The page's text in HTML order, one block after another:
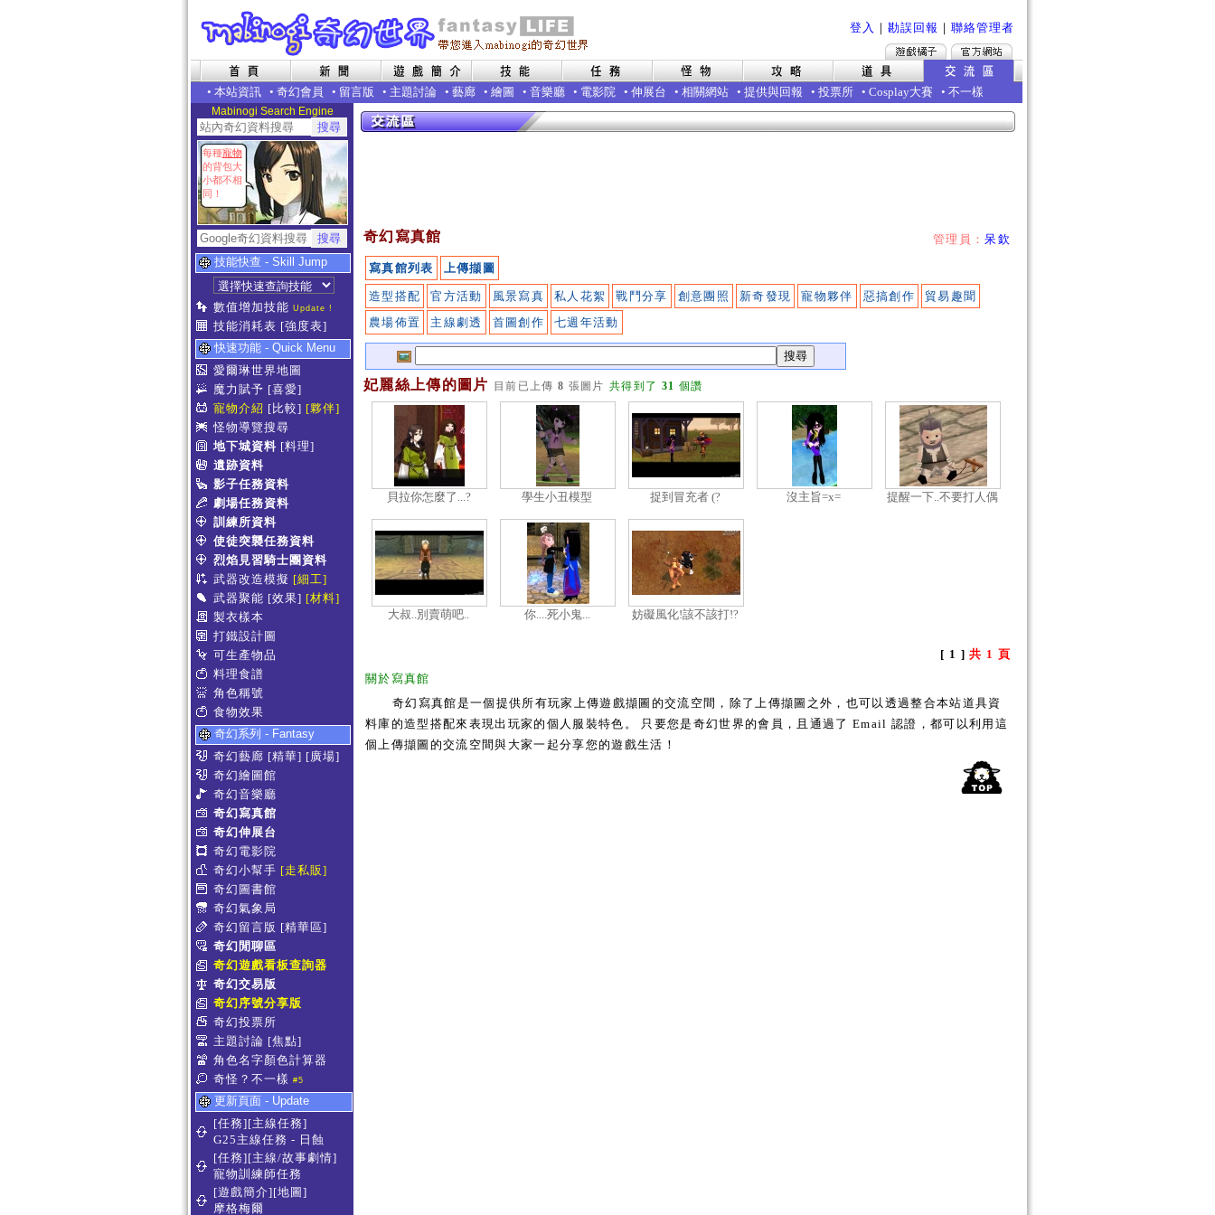
登入 ｜ 勘誤回報 ｜ 聯絡管理者
• 本站資訊 • 奇幻會員 • 留言版 • 主題討論 • 藝廊 • 繪圖 • 音樂廳 • 電影院 • 伸展台 • 相關網站 • 提供與回報 • 投票所 • Cosplay大賽 • 不一樣
Mabinogi Search Engine
每種寵物
的背包大
小都不相
同！
技能快查 - Skill Jump
數值增加技能 Update !
技能消耗表 [強度表]
快速功能 - Quick Menu
愛爾琳世界地圖
魔力賦予 [喜愛]
寵物介紹 [比較] [夥伴]
怪物導覽搜尋
地下城資料 [料理]
遺跡資料
影子任務資料
劇場任務資料
訓練所資料
使徒突襲任務資料
烈焰見習騎士團資料
武器改造模擬 [細工]
武器聚能 [效果] [材料]
製衣樣本
打鐵設計圖
可生產物品
料理食譜
角色稱號
食物效果
奇幻系列 - Fantasy
奇幻藝廊 [精華] [廣場]
奇幻繪圖館
奇幻音樂廳
奇幻寫真館
奇幻伸展台
奇幻電影院
奇幻小幫手 [走私販]
奇幻圖書館
奇幻氣象局
奇幻留言版 [精華區]
奇幻閒聊區
奇幻遊戲看板查詢器
奇幻交易版
奇幻序號分享版
奇幻投票所
主題討論 [焦點]
角色名字顏色計算器
奇怪？不一樣 #5
更新頁面 - Update
[任務][主線任務]
G25主線任務 - 日蝕
[任務][主線/故事劇情]
寵物訓練師任務
[遊戲簡介][地圖]
摩格梅爾
管理員：呆欽
奇幻寫真館
寫真館列表 上傳擷圖
造型搭配 官方活動 風景寫真 私人花絮 戰鬥分享 創意團照 新奇發現 寵物夥伴 惡搞創作
貿易趣聞
農場佈置
主線劇透 首圖創作 七週年活動
妃麗絲上傳的圖片 目前已上傳 8 張圖片 共得到了 31 個讚
貝拉你怎麼了...? 學生小丑模型 捉到冒充者 (? 沒主旨=x=
提醒一下..不要打人偶
大叔..別賣萌吧.. 你....死小鬼... 妨礙風化!該不該打!?
[ 1 ] 共 1 頁
關於寫真館
奇幻寫真館是一個提供所有玩家上傳遊戲擷圖的交流空間，除了上傳擷圖之外，也可以透過整合本站道具資
料庫的造型搭配來表現出玩家的個人服裝特色。 只要您是奇幻世界的會員，且通過了 Email 認證，都可以利用這
個上傳擷圖的交流空間與大家一起分享您的遊戲生活！